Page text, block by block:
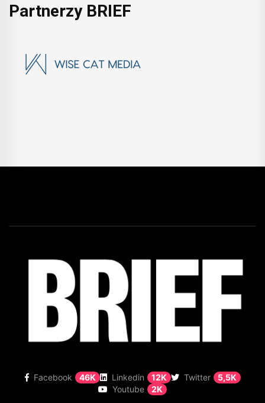
Partnerzy BRIEF
Facebook 46K Linkedin 12K Twitter
5,5K
Youtube
2K